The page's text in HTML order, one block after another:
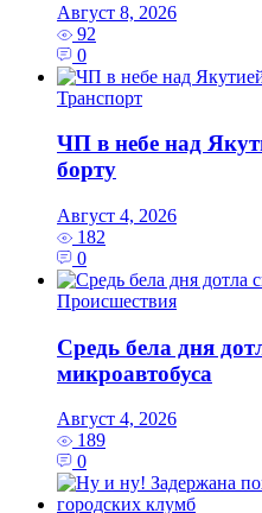
Август 8, 2026
92
0
Транспорт
ЧП в небе над
борту
Август 4, 2026
182
0
Происшествия
Средь бела дня
микроавтобуса
Август 4, 2026
189
0